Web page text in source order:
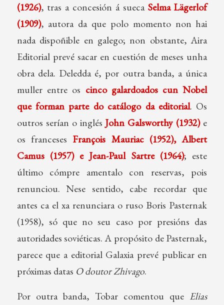
(1926), tras a concesión á sueca Selma Lägerlof
(1909), autora da que polo momento non hai
nada dispoñible en galego; non obstante, Aira
Editorial prevé sacar en cuestión de meses unha
obra dela. Deledda é, por outra banda, a única
muller entre os cinco galardoados cun Nobel
que forman parte do catálogo da editorial. Os
outros serían o inglés John Galsworthy (1932)e
os franceses François Mauriac (1952), Albert
Camus (1957) e Jean-Paul Sartre (1964); este
último cómpre amentalo con reservas, pois
renunciou. Nese sentido, cabe recordar que
antes ca el xa renunciara o ruso Boris Pasternak
(1958), só que no seu caso por presións das
autoridades soviéticas. A propósito de Pasternak,
parece que a editorial Galaxia prevé publicar en
próximas datas O doutor Zhivago.
Por outra banda, Tobar comentou que Elias